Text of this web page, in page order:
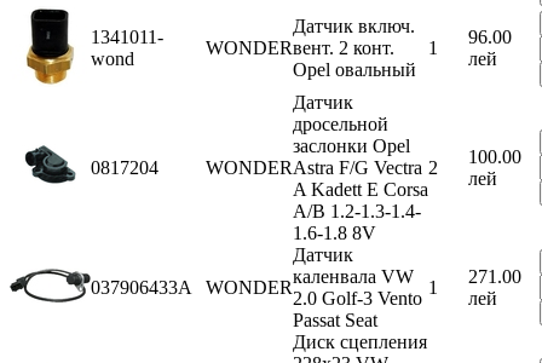
1341011-
wond
WONDER
Датчик включ.
вент. 2 конт.
Opel овальный
1
96.00
лей
0817204 WONDER
Датчик
дросельной
заслонки Opel
Astra F/G Vectra
A Kadett E Corsa
A/B 1.2-1.3-1.4-
1.6-1.8 8V
2
100.00
лей
037906433A WONDER
Датчик
каленвала VW
2.0 Golf-3 Vento
Passat Seat
1
271.00
лей
Диск сцепления